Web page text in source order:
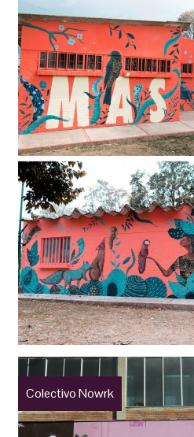
Colectivo Nowrk